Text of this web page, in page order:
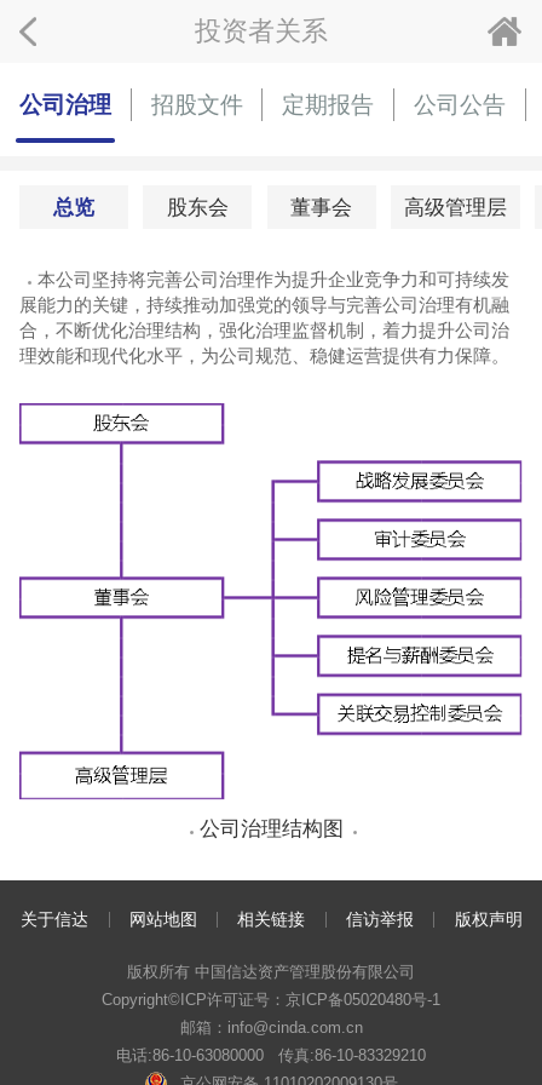
投资者关系
公司治理 招股文件 定期报告 公司公告
总览 股东会 董事会 高级管理层
本公司坚持将完善公司治理作为提升企业竞争力和可持续发
展能力的关键，持续推动加强党的领导与完善公司治理有机融
合，不断优化治理结构，强化治理监督机制，着力提升公司治
理效能和现代化水平，为公司规范、稳健运营提供有力保障。
公司治理结构图
关于信达 网站地图 相关链接 信访举报 版权声明
版权所有 中国信达资产管理股份有限公司
Copyright©ICP许可证号： 京ICP备05020480号-1
邮箱：info@cinda.com.cn
电话:86-10-63080000 传真:86-10-83329210